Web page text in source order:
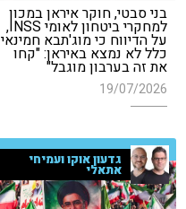
בני סבטי, חוקר איראן במכון
למחקרי ביטחון לאומי INSS,
על הדיווח כי מוג'תבא חמינאי
כלל לא נמצא באיראן: "קחו
את זה בערבון מוגבל"
19/07/2026
גדעון אוקו ועמיחי
אתאלי